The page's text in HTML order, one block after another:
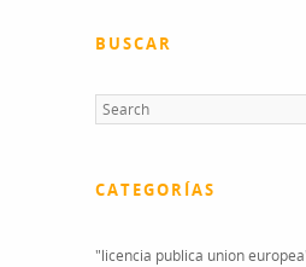
BUSCAR
CATEGORÍAS
"licencia publica union